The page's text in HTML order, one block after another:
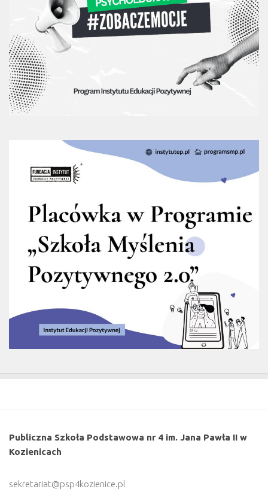
Publiczna Szkoła Podstawowa nr 4 im. Jana Pawła II w
Kozienicach
sekretariat@psp4kozienice.pl